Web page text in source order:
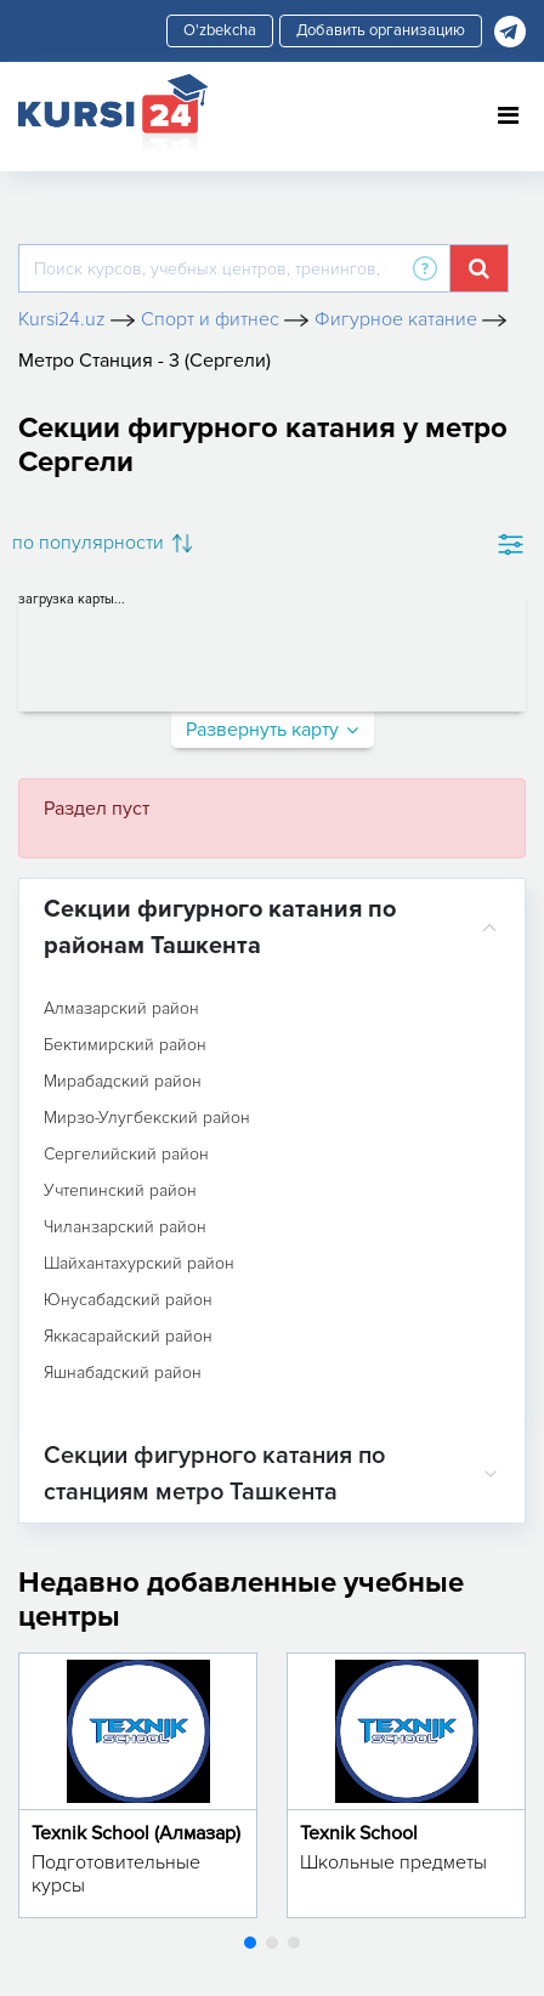
Добавить организацию
Kursi24.uz Спорт и фитнес
Фигурное катание
Метро Станция - 3 (Сергели)
Секции фигурного катания у метро
Сергели
по популярности
загрузка карты...
Развернуть карту
Раздел пуст
Секции фигурного катания по
районам Ташкента
Алмазарский район
Бектимирский район
Мирабадский район
Мирзо-Улугбекский район
Сергелийский район
Учтепинский район
Чиланзарский район
Шайхантахурский район
Юнусабадский район
Яккасарайский район
Яшнабадский район
Секции фигурного катания по
станциям метро Ташкента
Недавно добавленные учебные
центры
Texnik School (Алмазар)
Подготовительные
курсы
Texnik School
Школьные предметы